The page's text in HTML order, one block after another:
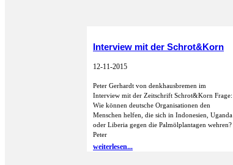
Interview mit der Schrot&Korn
12-11-2015
Peter Gerhardt von denkhausbremen im
Interview mit der Zeitschrift Schrot&Korn Frage:
Wie können deutsche Organisationen den
Menschen helfen, die sich in Indonesien, Uganda
oder Liberia gegen die Palmölplantagen wehren?
Peter
weiterlesen...